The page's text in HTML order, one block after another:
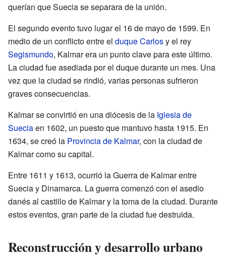
querían que Suecia se separara de la unión.
El segundo evento tuvo lugar el 16 de mayo de 1599. En
medio de un conflicto entre el duque Carlosy el rey
Segismundo, Kalmar era un punto clave para este último.
La ciudad fue asediada por el duque durante un mes. Una
vez que la ciudad se rindió, varias personas sufrieron
graves consecuencias.
Kalmar se convirtió en una diócesis de la Iglesia de
Sueciaen 1602, un puesto que mantuvo hasta 1915. En
1634, se creó la Provincia de Kalmar, con la ciudad de
Kalmar como su capital.
Entre 1611 y 1613, ocurrió la Guerra de Kalmar entre
Suecia y Dinamarca. La guerra comenzó con el asedio
danés al castillo de Kalmar y la toma de la ciudad. Durante
estos eventos, gran parte de la ciudad fue destruida.
Reconstrucción y desarrollo urbano